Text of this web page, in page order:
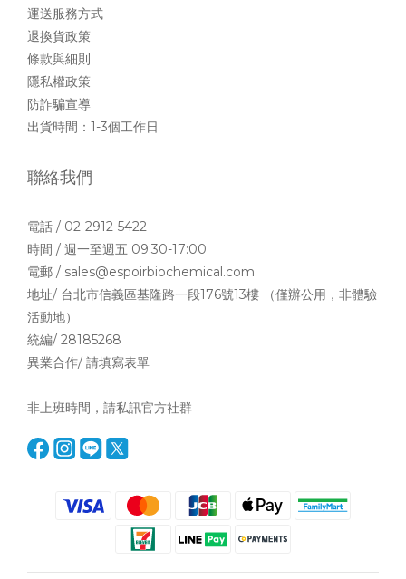
運送服務方式
退換貨政策
條款與細則
隱私權政策
防詐騙宣導
出貨時間：1-3個工作日
聯絡我們
電話 / 02-2912-5422
時間 / 週一至週五 09:30-17:00
電郵 / sales@espoirbiochemical.com
地址/ 台北市信義區基隆路一段176號13樓 （僅辦公用，非體驗
活動地）
統編/ 28185268
異業合作/ 請填寫表單
非上班時間，請私訊官方社群